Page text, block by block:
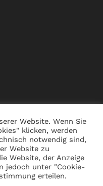
Website. Wenn Sie
klicken, werden
notwendig sind,
Website zu
Website, der Anzeige
jedoch unter "Cookie-
erteilen.